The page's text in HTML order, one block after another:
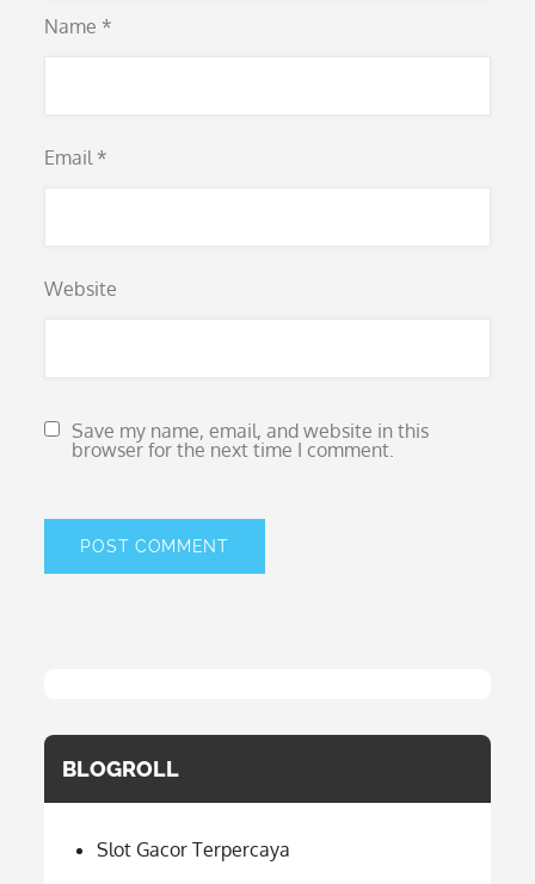
Name *
Email *
Website
Save my name, email, and website in this
browser for the next time I comment.
BLOGROLL
Slot Gacor Terpercaya